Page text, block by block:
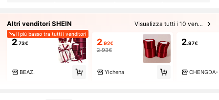
Altri venditori SHEIN Visualizza tutti i 10 venditori
Il più basso tra tutti i venditori
2.73€
BEAZ.
2.92€
2.93€
Yichena
2.97€
CHENGDA-